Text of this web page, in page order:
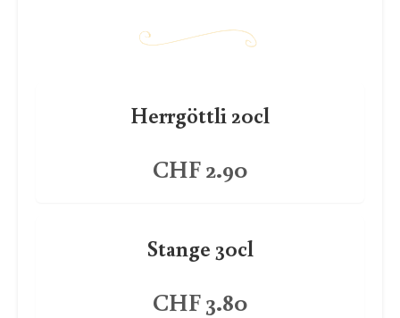
Herrgöttli 20cl
CHF 2.90
Stange 30cl
CHF 3.80